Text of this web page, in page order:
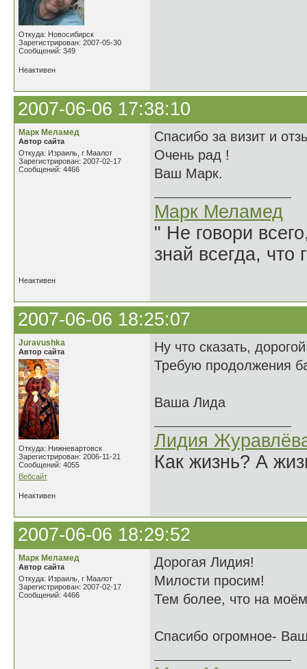
Откуда: Новосибирск
Зарегистрирован: 2007-05-30
Сообщений: 349
Неактивен
2007-06-06 17:38:10
Марк Меламед
Автор сайта
Откуда: Израиль, г Маалот
Зарегистрирован: 2007-02-17
Сообщений: 4466
Спасибо за визит и
Очень рад !
Ваш Марк.
Марк Меламед
" Не говори
знай всегда, что
Неактивен
2007-06-06 18:25:07
Juravushka
Автор сайта
Откуда: Нижневартовск
Зарегистрирован: 2006-11-21
Сообщений: 4055
Вебсайт
Ну что сказать,
Требую продолжения
Ваша Лида
Лидия
Как жизнь? А
Неактивен
2007-06-06 18:29:52
Марк Меламед
Автор сайта
Откуда: Израиль, г Маалот
Зарегистрирован: 2007-02-17
Сообщений: 4466
Дорогая Лидия!
Милости просим!
Тем более, что на
Спасибо огромное-